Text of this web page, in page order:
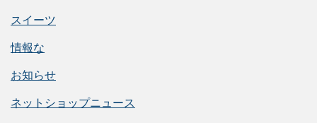
スイーツ
情報な
お知らせ
ネットショップニュース